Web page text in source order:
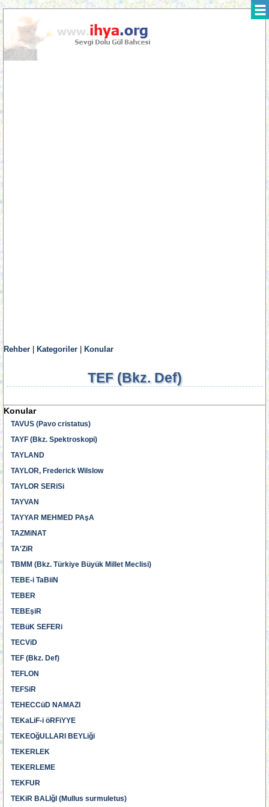
Rehber Kategoriler Konular
TEF (Bkz. Def)
Konular
TAVUS (Pavo cristatus)
TAYF (Bkz. Spektroskopi)
TAYLAND
TAYLOR, Frederick Wilslow
TAYLOR SERiSi
TAYVAN
TAYYAR MEHMED PAşA
TAZMiNAT
TA'ZiR
TBMM (Bkz. Türkiye Büyük Millet Meclisi)
TEBE-i TaBiiN
TEBER
TEBEşiR
TEBüK SEFERi
TECViD
TEF (Bkz. Def)
TEFLON
TEFSiR
TEHECCüD NAMAZI
TEKaLiF-i öRFiYYE
TEKEOğULLARI BEYLiği
TEKERLEK
TEKERLEME
TEKFUR
TEKiR BALIğI (Mullus surmuletus)